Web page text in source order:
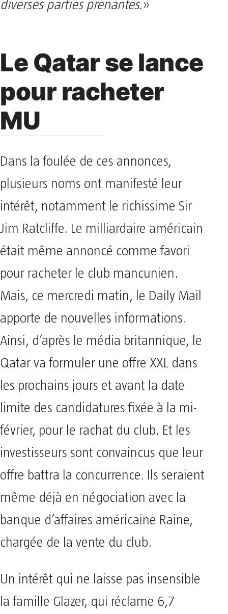
diverses parties prenantes.»
Le Qatar se lance
pour racheter
MU
Dans la foulée de ces annonces,
plusieurs noms ont manifesté leur
intérêt, notamment le richissime Sir
Jim Ratcliffe. Le milliardaire américain
était même annoncé comme favori
pour racheter le club mancunien.
Mais, ce mercredi matin, le Daily Mail
apporte de nouvelles informations.
Ainsi, d’après le média britannique, le
Qatar va formuler une offre XXL dans
les prochains jours et avant la date
limite des candidatures fixée à la mi-
février, pour le rachat du club. Et les
investisseurs sont convaincus que leur
offre battra la concurrence. Ils seraient
même déjà en négociation avec la
banque d’affaires américaine Raine,
chargée de la vente du club.
Un intérêt qui ne laisse pas insensible
la famille Glazer, qui réclame 6,7